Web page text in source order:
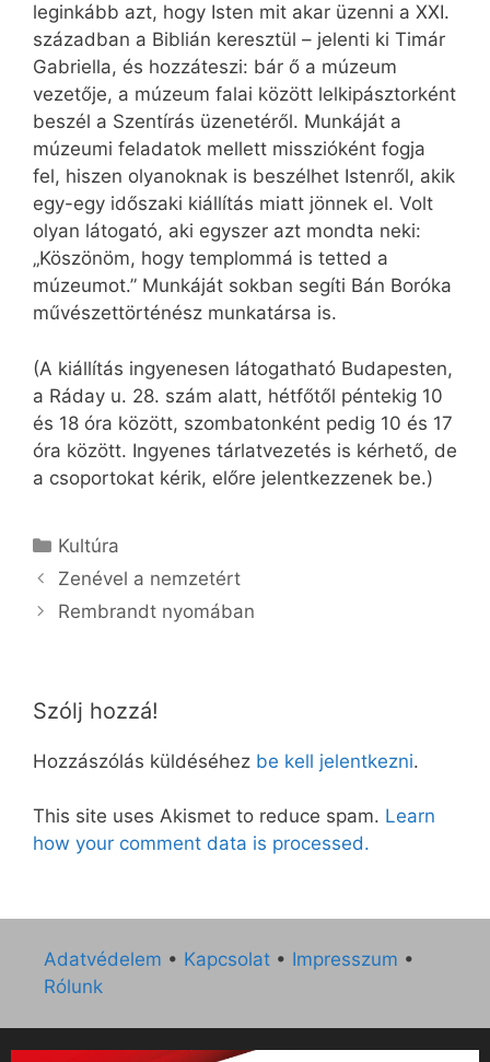
leginkább azt, hogy Isten mit akar üzenni a XXI.
században a Biblián keresztül – jelenti ki Timár
Gabriella, és hozzáteszi: bár ő a múzeum
vezetője, a múzeum falai között lelkipásztorként
beszél a Szentírás üzenetéről. Munkáját a
múzeumi feladatok mellett misszióként fogja
fel, hiszen olyanoknak is beszélhet Istenről, akik
egy-egy időszaki kiállítás miatt jönnek el. Volt
olyan látogató, aki egyszer azt mondta neki:
„Köszönöm, hogy templommá is tetted a
múzeumot.” Munkáját sokban segíti Bán Boróka
művészettörténész munkatársa is.
(A kiállítás ingyenesen látogatható Budapesten,
a Ráday u. 28. szám alatt, hétfőtől péntekig 10
és 18 óra között, szombatonként pedig 10 és 17
óra között. Ingyenes tárlatvezetés is kérhető, de
a csoportokat kérik, előre jelentkezzenek be.)
Kategória
Kultúra
Zenével a nemzetért
Rembrandt nyomában
Szólj hozzá!
Hozzászólás küldéséhez be kell jelentkezni.
This site uses Akismet to reduce spam. Learn
how your comment data is processed.
Adatvédelem • Kapcsolat • Impresszum •
Rólunk